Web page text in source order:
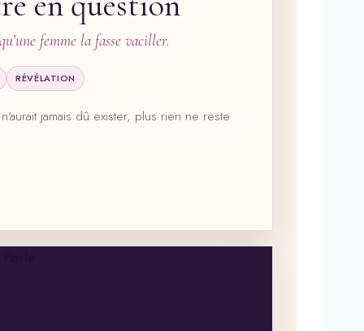
femme la fasse vaciller.
RÉVÉLATION
jamais dû exister, plus rien ne reste